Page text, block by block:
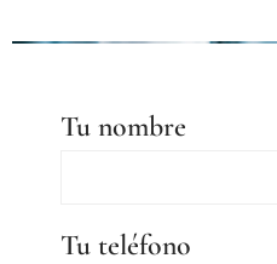
Tu nombre
Tu teléfono